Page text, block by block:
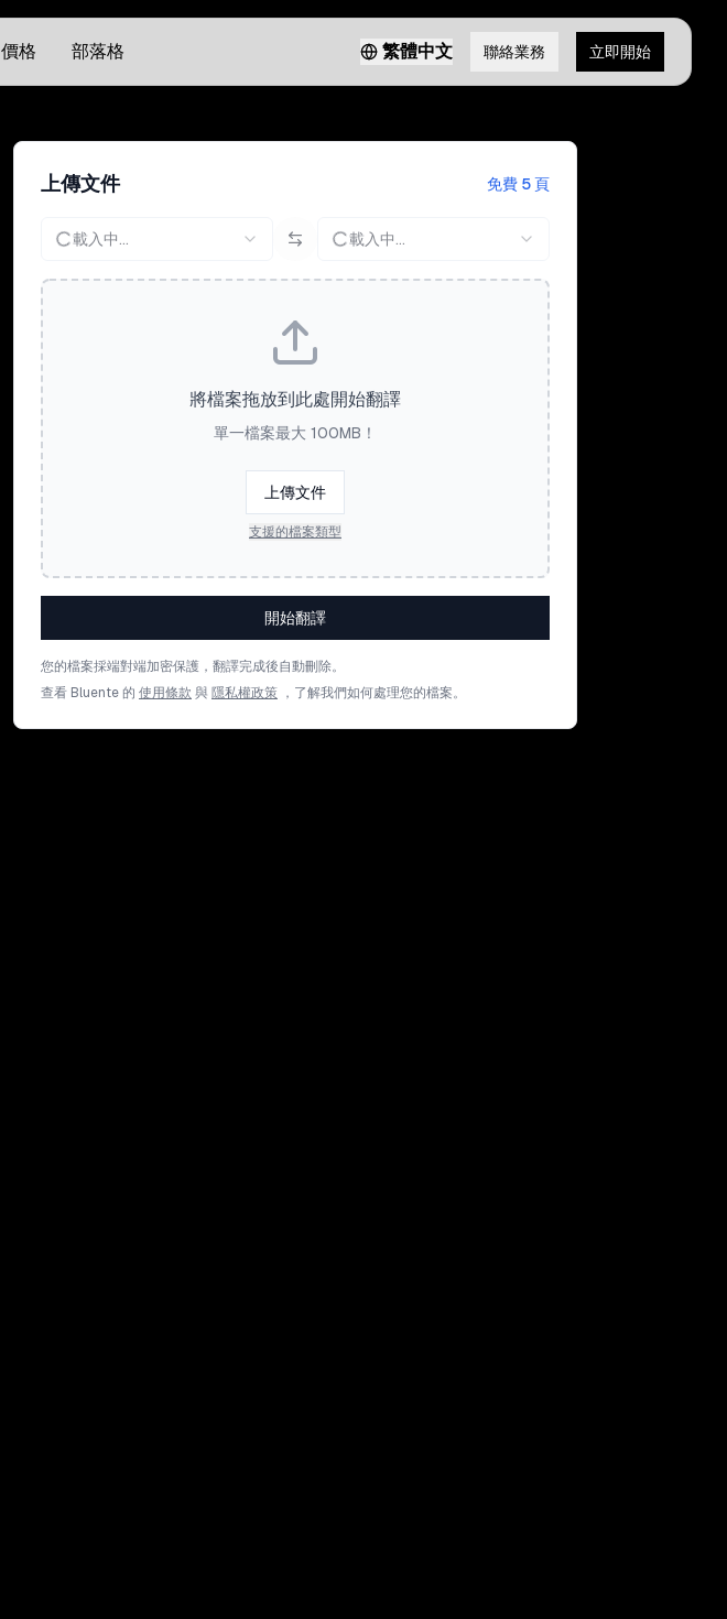
價格 部落格 繁體中文 聯絡業務 立即開始
上傳文件 免費 5 頁
載入中... 載入中...
將檔案拖放到此處開始翻譯
單一檔案最大 100MB！
上傳文件
支援的檔案類型
開始翻譯
您的檔案採端對端加密保護，翻譯完成後自動刪除。
查看 Bluente 的 使用條款 與 隱私權政策 ，了解我們如何處理您的檔案。